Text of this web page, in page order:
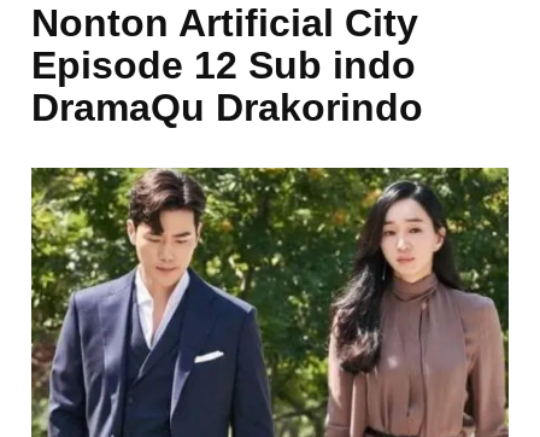
Nonton Artificial City
Episode 12 Sub indo
DramaQu Drakorindo